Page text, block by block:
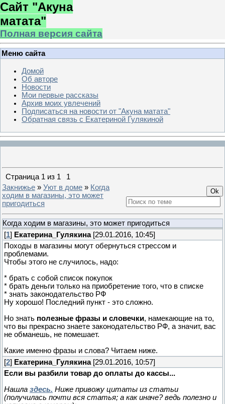
Сайт "Акуна
матата"
Полная версия сайта
Меню сайта
Домой
Об авторе
Новости
Мои первые рассказы
Архив моих увлечений
Подписаться на новости от "Акуна матата"
Обратная связь с Екатериной Гулякиной
Страница 1 из 1
1
Закнижье » Уют в доме » Когда
ходим в магазины, это может
пригодиться
Когда ходим в магазины, это может пригодиться
[1] Екатерина_Гулякина[29.01.2016, 10:45]
Походы в магазины могут обернуться стрессом и
проблемами.
Чтобы этого не случилось, надо:
* брать с собой список покупок
* брать деньги только на приобретение того, что в списке
* знать законодательство РФ
Ну хорошо! Последний пункт - это сложно.
Но знать полезные фразы и словечки, намекающие на то,
что вы прекрасно знаете законодательство РФ, а значит, вас
не обманешь, не помешает.
Какие именно фразы и слова? Читаем ниже.
[2] Екатерина_Гулякина[29.01.2016, 10:57]
Если вы разбили товар до оплаты до кассы...
Нашла здесь. Ниже привожу цитаты из статьи
(получилась почти вся статья; а как иначе? ведь полезно и